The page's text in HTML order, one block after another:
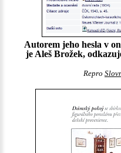
Autorem jeho hesla v
je Aleš Brožek,
Repro